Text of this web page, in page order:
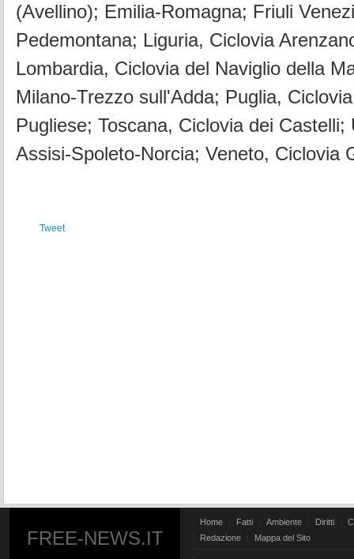
(Avellino); Emilia-Romagna; Friuli
Pedemontana; Liguria, Ciclovia
Lombardia, Ciclovia del Naviglio della
Milano-Trezzo sull'Adda; Puglia,
Pugliese; Toscana, Ciclovia dei Castelli;
Assisi-Spoleto-Norcia; Veneto, Ciclovia
Tweet
FREE-NEWS.IT
Home Fatti Ambiente Diritti
Redazione
Mappa del Sito